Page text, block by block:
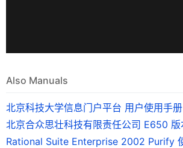
Also Manuals
北京科技大学信息门户平台 用户使用手册
北京合众思壮科技有限责任公司 E650
Rational Suite Enterprise 2002 Purify